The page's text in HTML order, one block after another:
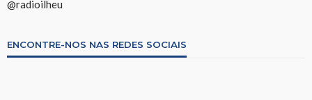
@radioilheu
ENCONTRE-NOS NAS REDES SOCIAIS